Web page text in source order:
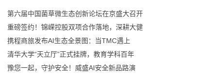
第六届中国菌草微生态创新论坛在京盛大召开
重磅签约！锦嵘控股双项合作落地，深耕大健
携程商旅发布AI生态全景图：当TMC遇上
清华大学“天立厅”正式挂牌，教育学科百年
豫您一起，守护安全！威盛AI安全新品路演